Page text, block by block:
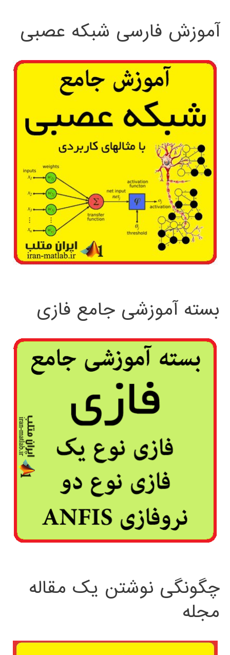
آموزش فارسی شبکه عصبی
بسته آموزشی جامع فازی
چگونگی نوشتن یک مقاله
مجله